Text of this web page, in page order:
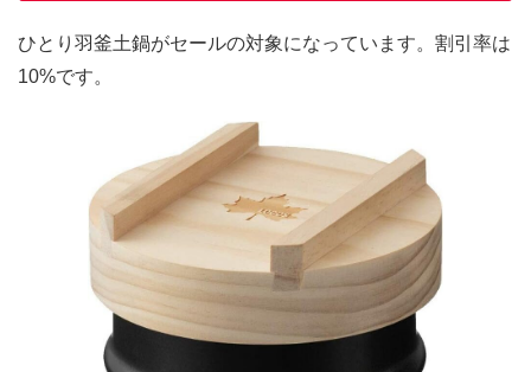
ひとり羽釜土鍋がセールの対象になっています。割引率は
10%です。